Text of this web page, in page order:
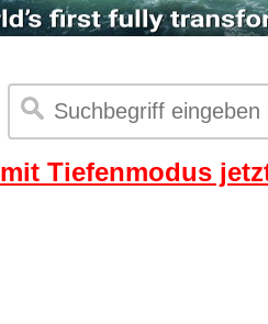
Tiefenmodus